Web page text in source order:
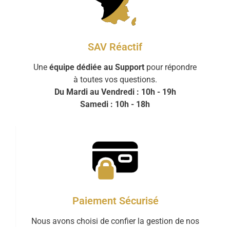
SAV Réactif
Une équipe dédiée au Support pour répondre
à toutes vos questions.
Du Mardi au Vendredi : 10h - 19h
Samedi : 10h - 18h
Paiement Sécurisé
Nous avons choisi de confier la gestion de nos